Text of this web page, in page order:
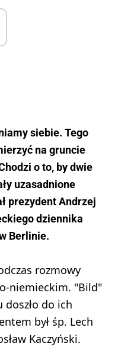
siebie. Tego
na gruncie
o to, by dwie
uzasadnione
prezydent Andrzej
dziennika
Berlinie.
rozmowy
niemieckim. "Bild"
doszło do ich
był śp. Lech
Kaczyński.